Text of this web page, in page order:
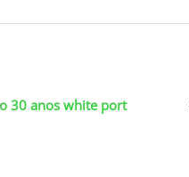
30 anos white port